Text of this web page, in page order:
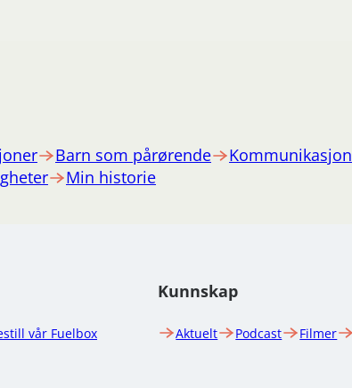
Barn som pårørende
Kommunikasjon
Min historie
vår Fuelbox
Kunnskap
Aktuelt Podcast Filmer